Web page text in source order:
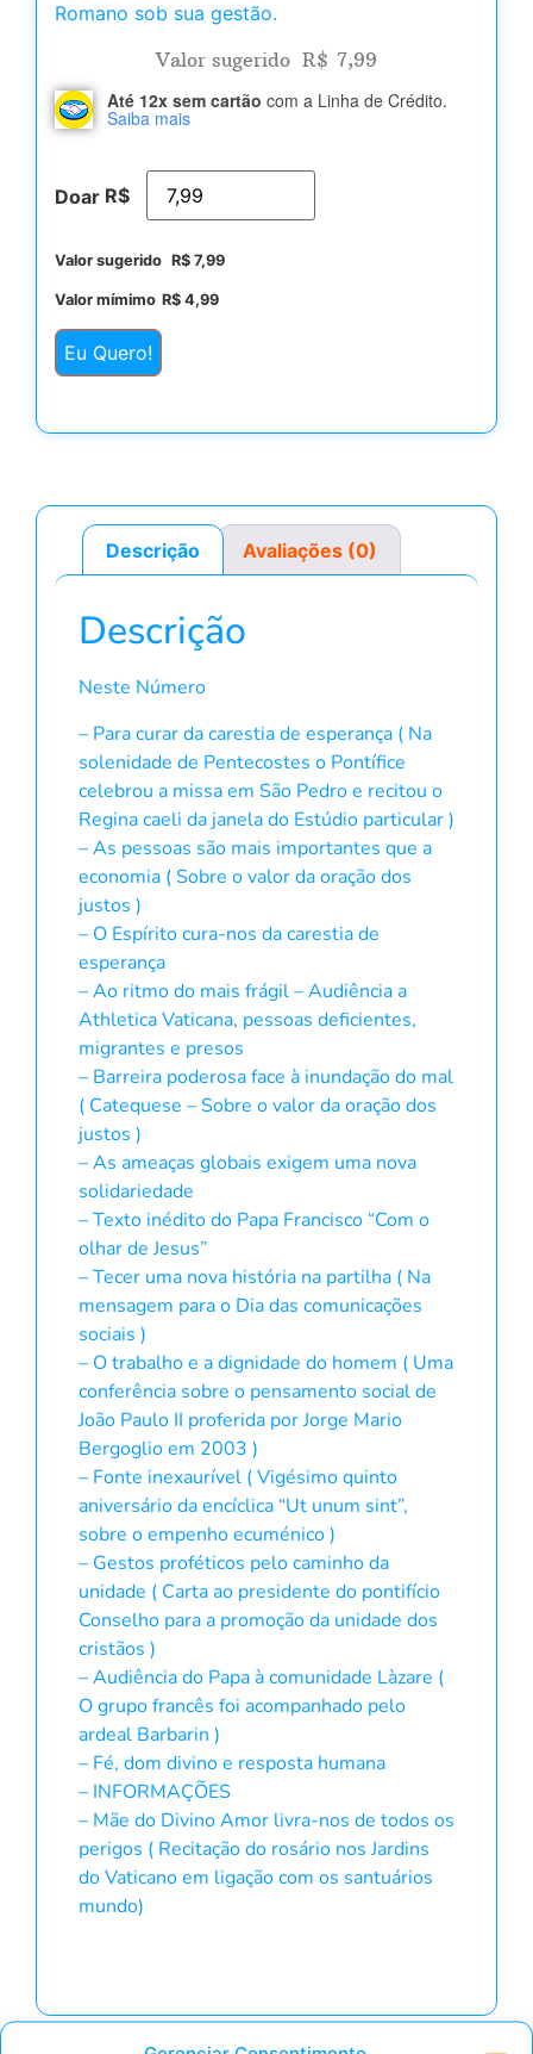
Romano sob sua gestão.
Valor sugerido R$ 7,99
Até 12x sem cartão com a Linha de Crédito.
Saiba mais
Doar R$
Valor sugerido R$ 7,99
Valor mímimo R$ 4,99
Eu Quero!
Descrição Avaliações (0)
Descrição
Neste Número
– Para curar da carestia de esperança ( Na
solenidade de Pentecostes o Pontífice
celebrou a missa em São Pedro e recitou o
Regina caeli da janela do Estúdio particular )
– As pessoas são mais importantes que a
economia ( Sobre o valor da oração dos
justos )
– O Espírito cura-nos da carestia de
esperança
– Ao ritmo do mais frágil – Audiência a
Athletica Vaticana, pessoas deficientes,
migrantes e presos
– Barreira poderosa face à inundação do mal
( Catequese – Sobre o valor da oração dos
justos )
– As ameaças globais exigem uma nova
solidariedade
– Texto inédito do Papa Francisco “Com o
olhar de Jesus”
– Tecer uma nova história na partilha ( Na
mensagem para o Dia das comunicações
sociais )
– O trabalho e a dignidade do homem ( Uma
conferência sobre o pensamento social de
João Paulo II proferida por Jorge Mario
Bergoglio em 2003 )
– Fonte inexaurível ( Vigésimo quinto
aniversário da encíclica “Ut unum sint”,
sobre o empenho ecuménico )
– Gestos proféticos pelo caminho da
unidade ( Carta ao presidente do pontifício
Conselho para a promoção da unidade dos
cristãos )
– Audiência do Papa à comunidade Làzare (
O grupo francês foi acompanhado pelo
ardeal Barbarin )
– Fé, dom divino e resposta humana
– INFORMAÇÕES
– Mãe do Divino Amor livra-nos de todos os
perigos ( Recitação do rosário nos Jardins
do Vaticano em ligação com os santuários
mundo)